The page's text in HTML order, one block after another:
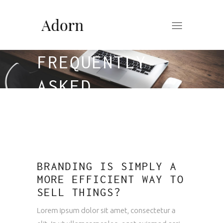
FREQUENTLY
ASKED
BRANDING IS SIMPLY A
MORE EFFICIENT WAY TO
SELL THINGS?
Lorem ipsum dolor sit amet, consectetur a